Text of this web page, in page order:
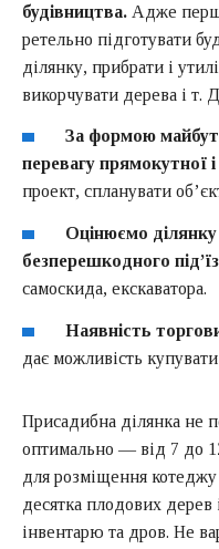
будівництва. Адже перш
ретельно підготувати
ділянку, прибрати і
викорчувати дерева і т.
За формою
перевагу прямокутної
проект, спланувати
Оцінюємо
безперешкодного
самоскида, екскаватора.
Наявність
дає можливість
Присадибна ділянка не
оптимально — від 7 до
для розміщення
десятка плодових дерев
інвентарю та дров. Не